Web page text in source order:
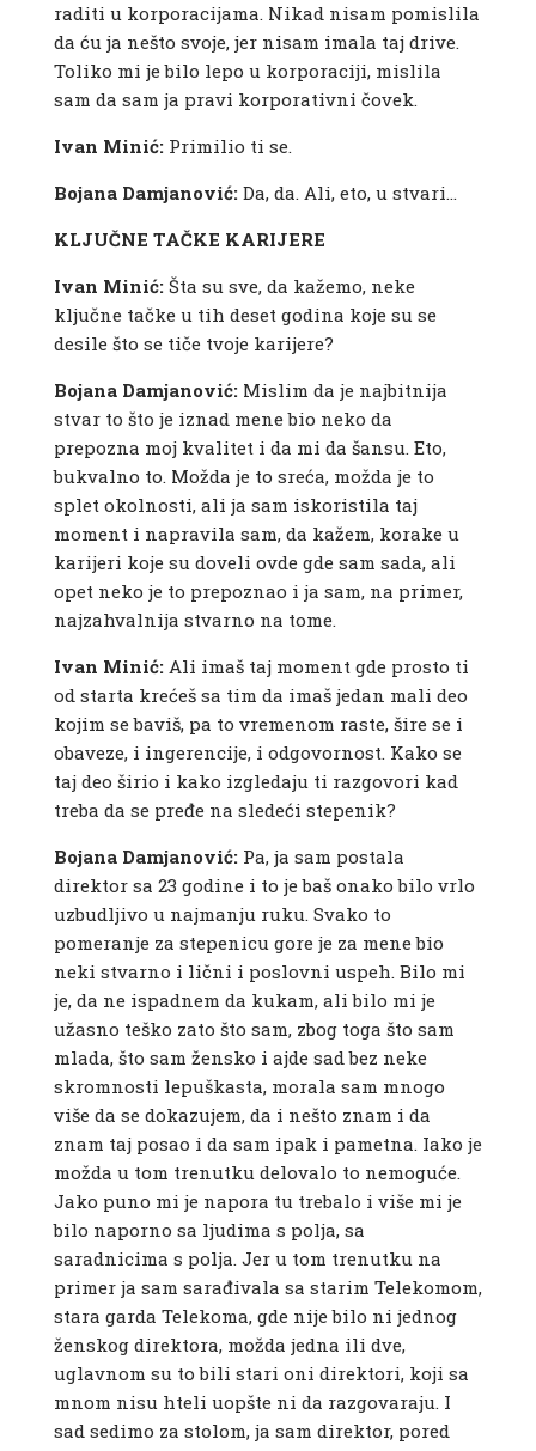
raditi u korporacijama. Nikad nisam pomislila
da ću ja nešto svoje, jer nisam imala taj drive.
Toliko mi je bilo lepo u korporaciji, mislila
sam da sam ja pravi korporativni čovek.
Ivan Minić: Primilio ti se.
Bojana Damjanović: Da, da. Ali, eto, u stvari…
KLJUČNE TAČKE KARIJERE
Ivan Minić: Šta su sve, da kažemo, neke
ključne tačke u tih deset godina koje su se
desile što se tiče tvoje karijere?
Bojana Damjanović: Mislim da je najbitnija
stvar to što je iznad mene bio neko da
prepozna moj kvalitet i da mi da šansu. Eto,
bukvalno to. Možda je to sreća, možda je to
splet okolnosti, ali ja sam iskoristila taj
moment i napravila sam, da kažem, korake u
karijeri koje su doveli ovde gde sam sada, ali
opet neko je to prepoznao i ja sam, na primer,
najzahvalnija stvarno na tome.
Ivan Minić: Ali imaš taj moment gde prosto ti
od starta krećeš sa tim da imaš jedan mali deo
kojim se baviš, pa to vremenom raste, šire se i
obaveze, i ingerencije, i odgovornost. Kako se
taj deo širio i kako izgledaju ti razgovori kad
treba da se pređe na sledeći stepenik?
Bojana Damjanović: Pa, ja sam postala
direktor sa 23 godine i to je baš onako bilo vrlo
uzbudljivo u najmanju ruku. Svako to
pomeranje za stepenicu gore je za mene bio
neki stvarno i lični i poslovni uspeh. Bilo mi
je, da ne ispadnem da kukam, ali bilo mi je
užasno teško zato što sam, zbog toga što sam
mlada, što sam žensko i ajde sad bez neke
skromnosti lepuškasta, morala sam mnogo
više da se dokazujem, da i nešto znam i da
znam taj posao i da sam ipak i pametna. Iako je
možda u tom trenutku delovalo to nemoguće.
Jako puno mi je napora tu trebalo i više mi je
bilo naporno sa ljudima s polja, sa
saradnicima s polja. Jer u tom trenutku na
primer ja sam sarađivala sa starim Telekomom,
stara garda Telekoma, gde nije bilo ni jednog
ženskog direktora, možda jedna ili dve,
uglavnom su to bili stari oni direktori, koji sa
mnom nisu hteli uopšte ni da razgovaraju. I
sad sedimo za stolom, ja sam direktor, pored